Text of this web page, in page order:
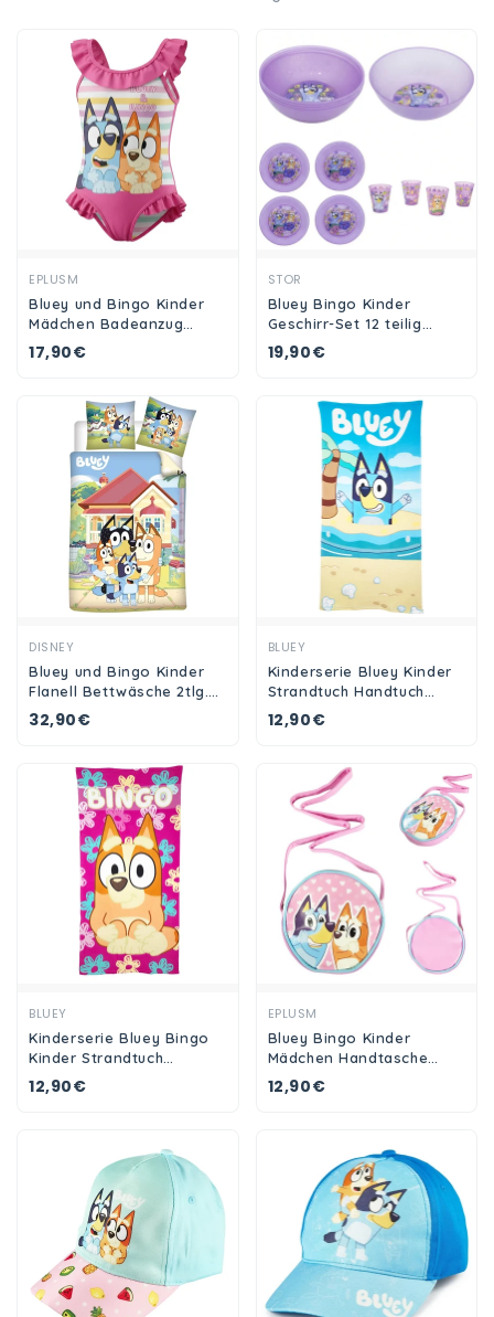
EPLUSM
Bluey und Bingo Kinder
Mädchen Badeanzug
Bademode
17,90€
STOR
Bluey Bingo Kinder
Geschirr-Set 12 teilig
Becher Teller Schüssel
19,90€
DISNEY
Bluey und Bingo Kinder
Flanell Bettwäsche 2tlg.
Set 135-140x200 65x65
Baumwolle
32,90€
BLUEY
Kinderserie Bluey Kinder
Strandtuch Handtuch
Badetuch 70 x 140 cm
12,90€
BLUEY
Kinderserie Bluey Bingo
Kinder Strandtuch
Handtuch Badetuch 70 x
140 cm
12,90€
EPLUSM
Bluey Bingo Kinder
Mädchen Handtasche
Umhängetasche Tasche D
15 cm
12,90€